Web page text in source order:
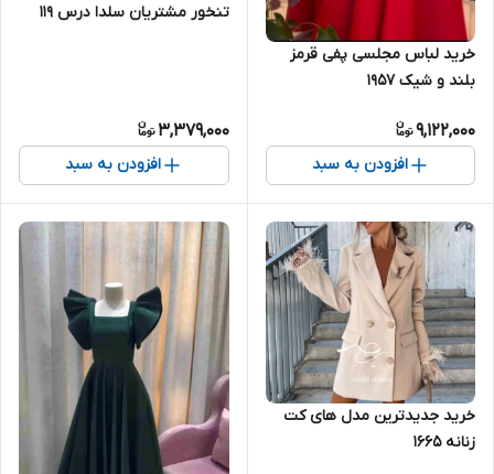
خرید لباس مجلسی پفی قرمز
بلند و شیک ۱۹۵۷
9,122,000
افزودن به سبد
تنخور مشتریان سلدا درس ۱۱۹
3,379,000
افزودن به سبد
خرید جدیدترین مدل های کت
زنانه ۱۶۶۵